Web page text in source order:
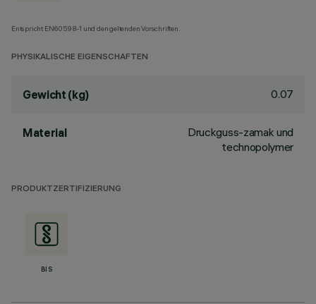
Entspricht EN60598-1 und den geltenden Vorschriften.
PHYSIKALISCHE EIGENSCHAFTEN
Gewicht (kg) 0.07
Material
Druckguss-zamak und
technopolymer
PRODUKTZERTIFIZIERUNG
BIS